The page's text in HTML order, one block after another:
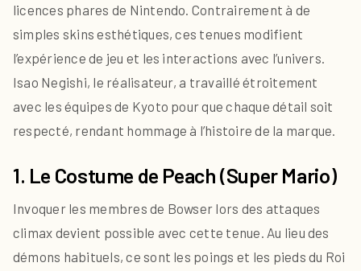
licences phares de Nintendo. Contrairement à de
simples skins esthétiques, ces tenues modifient
l’expérience de jeu et les interactions avec l’univers.
Isao Negishi, le réalisateur, a travaillé étroitement
avec les équipes de Kyoto pour que chaque détail soit
respecté, rendant hommage à l’histoire de la marque.
1. Le Costume de Peach (Super Mario)
Invoquer les membres de Bowser lors des attaques
climax devient possible avec cette tenue. Au lieu des
démons habituels, ce sont les poings et les pieds du Roi